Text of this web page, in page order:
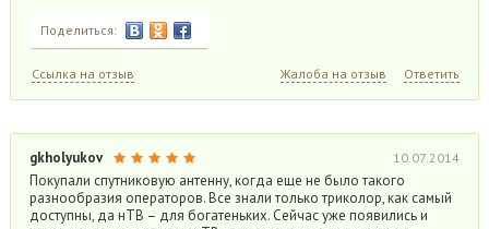
Поделиться:
Ссылка на отзыв Жалоба на отзыв Ответить
gkholyukov 10.07.2014
Покупали спутниковую антенну, когда еще не было такого
разнообразия операторов. Все знали только триколор, как самый
доступны, да нТВ – для богатеньких. Сейчас уже появились и